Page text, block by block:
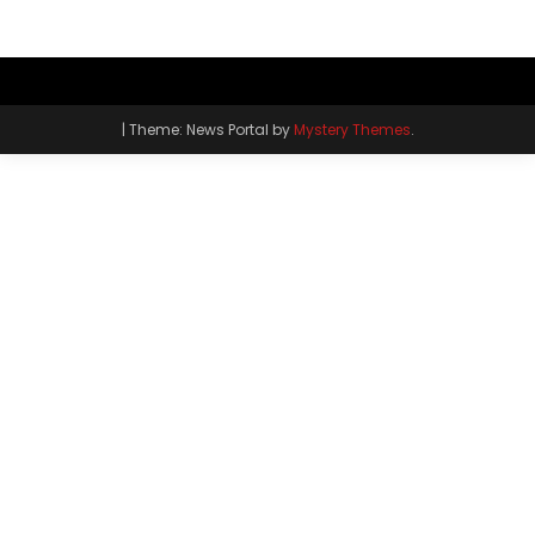
| Theme: News Portal byMystery Themes.